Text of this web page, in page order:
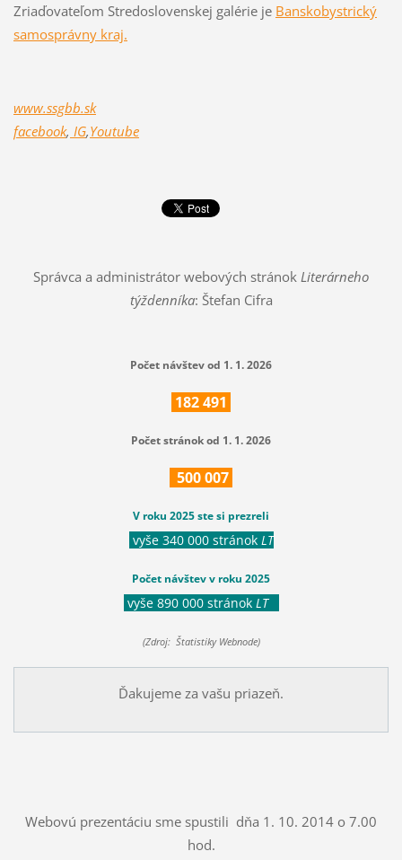
Zriaďovateľom Stredoslovenskej galérie je Banskobystrický
samosprávny kraj.
www.ssgbb.sk
facebook, IG,Youtube
Správca a administrátor webových stránok Literárneho
týždenníka: Štefan Cifra
Počet návštev od 1. 1. 2026
182491
Počet stránok od 1. 1. 2026
500007
V roku 2025 ste si prezreli
vyše 340 000 stránok LT
Počet návštev v roku 2025
vyše 890 000 stránok LT
(Zdroj: Štatistiky Webnode)
Ďakujeme za vašu priazeň.
Webovú prezentáciu sme spustili dňa 1. 10. 2014 o 7.00
hod.